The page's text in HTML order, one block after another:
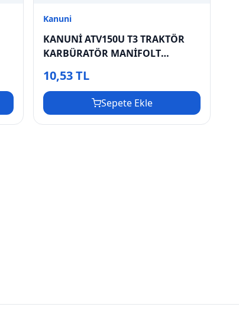
Kanuni
KANUNİ ATV150U T3 TRAKTÖR
KARBÜRATÖR MANİFOLT
10,53 TL
Sepete Ekle